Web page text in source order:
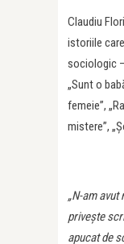
Claudiu
istoriile
sociologic
„Sunt o
femeie”,
mistere”,
„N-am
privește
apucat de